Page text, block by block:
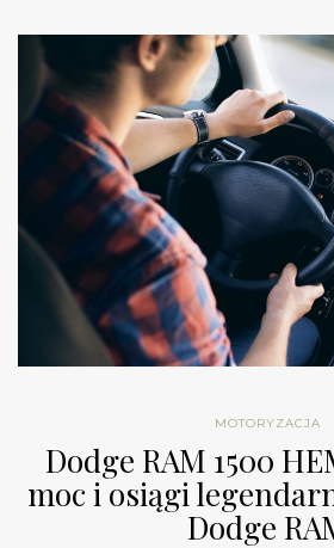
MOTORYZACJA
Dodge RAM 1500
moc i osiągi
Dodge